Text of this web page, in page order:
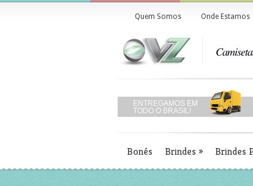
Quem Somos Onde Estamos
ENTREGAMOS EM
TODO O BRASIL!
Bonés Brindes » Brindes